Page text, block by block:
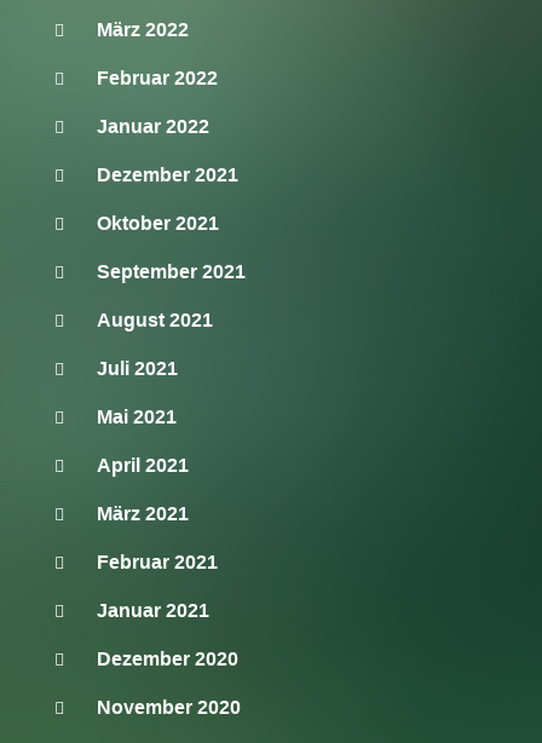
März 2022
Februar 2022
Januar 2022
Dezember 2021
Oktober 2021
September 2021
August 2021
Juli 2021
Mai 2021
April 2021
März 2021
Februar 2021
Januar 2021
Dezember 2020
November 2020